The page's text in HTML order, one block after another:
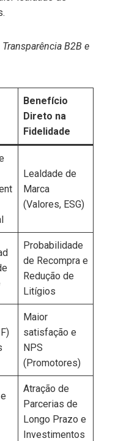
B2B e
Benefício
Direto na
Fidelidade
Lealdade de
Marca
(Valores, ESG)
Probabilidade
de Recompra e
Redução de
Litígios
Maior
satisfação e
NPS
(Promotores)
Atração de
Parcerias de
Longo Prazo e
Investimentos